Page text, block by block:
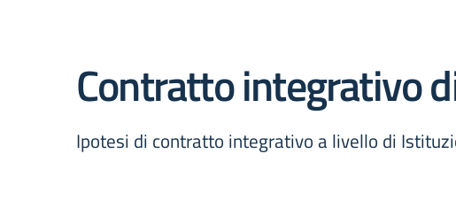
Contratto integrativo
Ipotesi di contratto integrativo a livello di